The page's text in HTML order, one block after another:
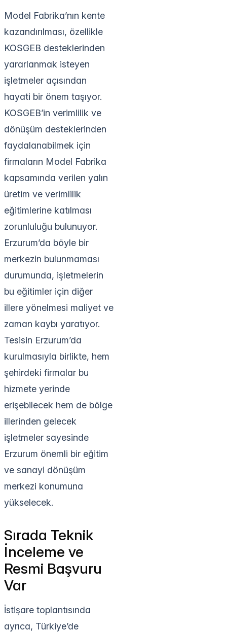
Model Fabrika’nın kente
kazandırılması, özellikle
KOSGEB desteklerinden
yararlanmak isteyen
işletmeler açısından
hayati bir önem taşıyor.
KOSGEB’in verimlilik ve
dönüşüm desteklerinden
faydalanabilmek için
firmaların Model Fabrika
kapsamında verilen yalın
üretim ve verimlilik
eğitimlerine katılması
zorunluluğu bulunuyor.
Erzurum’da böyle bir
merkezin bulunmaması
durumunda, işletmelerin
bu eğitimler için diğer
illere yönelmesi maliyet ve
zaman kaybı yaratıyor.
Tesisin Erzurum’da
kurulmasıyla birlikte, hem
şehirdeki firmalar bu
hizmete yerinde
erişebilecek hem de bölge
illerinden gelecek
işletmeler sayesinde
Erzurum önemli bir eğitim
ve sanayi dönüşüm
merkezi konumuna
yükselecek.
Sırada Teknik
İnceleme ve
Resmi Başvuru
Var
İstişare toplantısında
ayrıca, Türkiye’de